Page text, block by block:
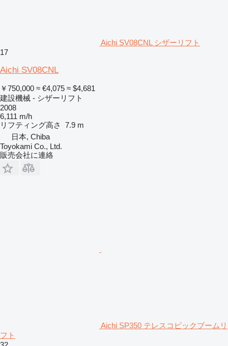
Aichi SV08CNL シザーリフト
17
Aichi SV08CNL
￥750,000 ≈ €4,075 ≈ $4,681
建設機械 - シザーリフト
2008
6,111 m/h
リフティング高さ
7.9 m
日本, Chiba
Toyokami Co., Ltd.
販売会社に連絡
Aichi SP350 テレスコピックブームリ
フト